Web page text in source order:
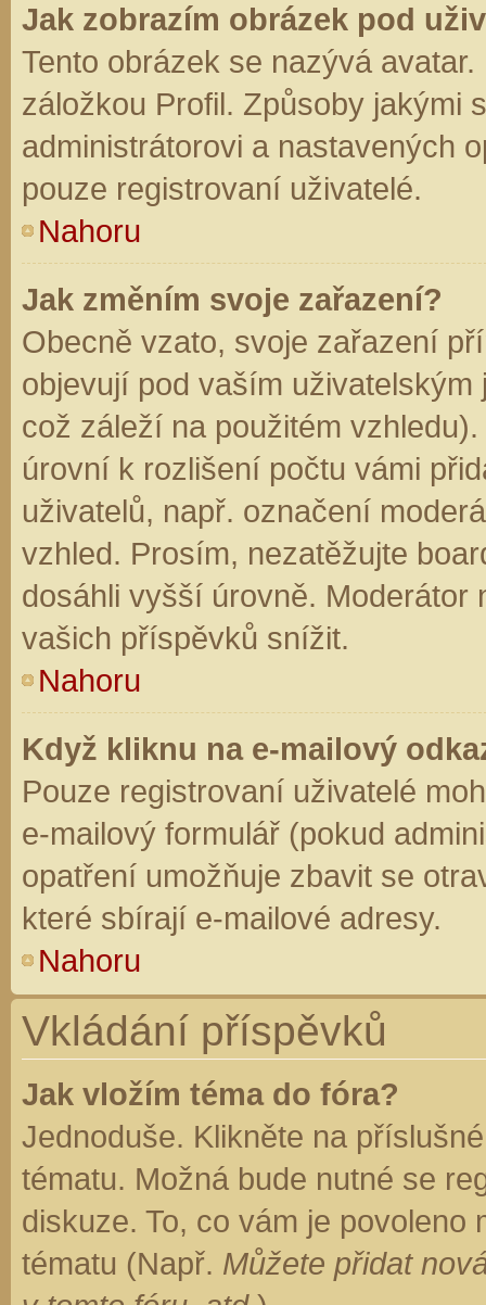
Jak zobrazím obrázek pod
Tento obrázek se nazývá
záložkou Profil. Způsoby jakými
administrátorovi a nastavených
pouze registrovaní uživatelé.
Nahoru
Jak změním svoje zařazení?
Obecně vzato, svoje zařazení
objevují pod vaším
což záleží na použitém
úrovní k rozlišení počtu vámi
uživatelů, např. označení
vzhled. Prosím, nezatěžujte
dosáhli vyšší úrovně. Moderátor
vašich příspěvků snížit.
Nahoru
Když kliknu na e-mailový
Pouze registrovaní uživatelé
e-mailový formulář (pokud
opatření umožňuje zbavit se
které sbírají e-mailové adresy.
Nahoru
Vkládání příspěvků
Jak vložím téma do fóra?
Jednoduše. Klikněte na
tématu. Možná bude nutné se
diskuze. To, co vám je
tématu (Např. Můžete přidat